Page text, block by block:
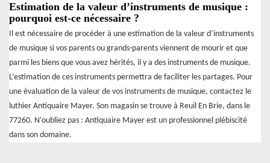
Estimation de la valeur d’instruments de musique :
pourquoi est-ce nécessaire ?
Il est nécessaire de procéder à une estimation de la valeur d’instruments
de musique si vos parents ou grands-parents viennent de mourir et que
parmi les biens que vous avez hérités, il y a des instruments de musique.
L’estimation de ces instruments permettra de faciliter les partages. Pour
une évaluation de la valeur de vos instruments de musique, contactez le
luthier Antiquaire Mayer. Son magasin se trouve à Reuil En Brie, dans le
77260. N’oubliez pas : Antiquaire Mayer est un professionnel plébiscité
dans son domaine.